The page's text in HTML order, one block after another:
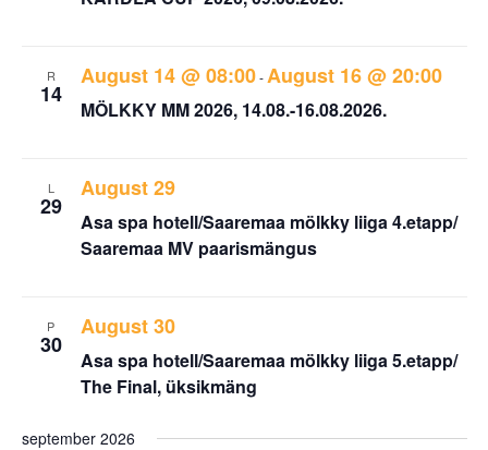
R
14
August 14 @ 08:00-August 16 @ 20:00
MÖLKKY MM 2026, 14.08.-16.08.2026.
L
29
August 29
Asa spa hotell/Saaremaa mölkky liiga 4.etapp/
Saaremaa MV paarismängus
P
30
August 30
Asa spa hotell/Saaremaa mölkky liiga 5.etapp/
The Final, üksikmäng
september 2026